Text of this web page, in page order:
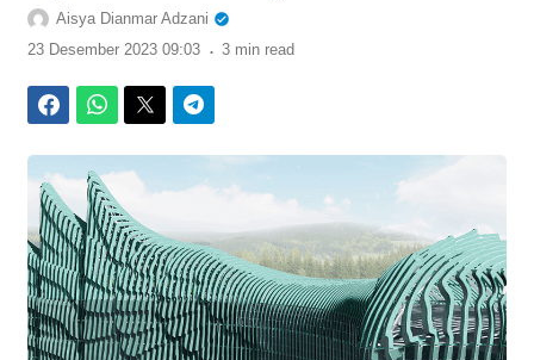
Aisya Dianmar Adzani
23 Desember 2023 09:03 . 3 min read